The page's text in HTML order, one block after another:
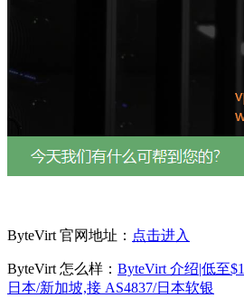
ByteVirt 官网地址： 点击进入
ByteVirt 怎么样： ByteVirt 介绍|低至
日本/新加坡,接 AS4837/日本软银